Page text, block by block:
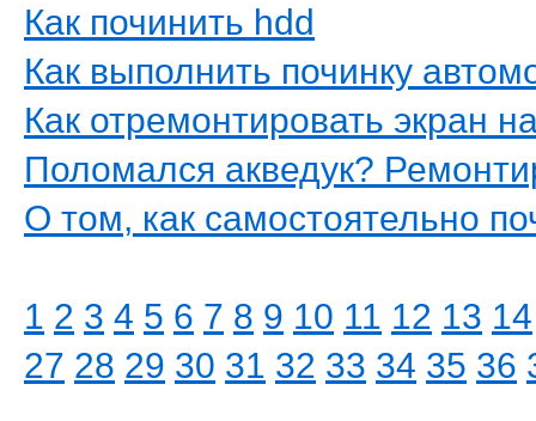
Как починить hdd
Как выполнить починку
Как отремонтировать экран
Поломался акведук?
О том, как самостоятельно
1 2 3 4 5 6 7 8 9 10 11 12 13 14
27 28 29 30 31 32 33 34 35 36